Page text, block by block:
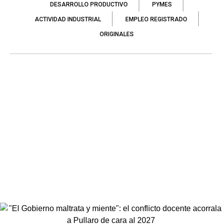
DESARROLLO PRODUCTIVO PYMES
ACTIVIDAD INDUSTRIAL EMPLEO REGISTRADO
ORIGINALES